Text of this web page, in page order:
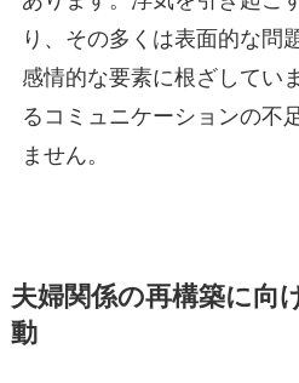
り、その多くは表面的な問
感情的な要素に根ざしてい
るコミュニケーションの不
ません。
夫婦関係の再構築に向
動